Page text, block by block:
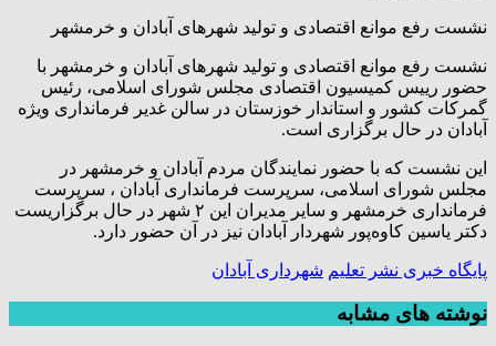
نشست رفع موانع اقتصادی و تولید شهرهای آبادان و خرمشهر
نشست رفع موانع اقتصادی و تولید شهرهای آبادان و خرمشهر با
حضور رییس کمیسیون اقتصادی مجلس شورای اسلامی، رئیس
گمرکات کشور و استاندار خوزستان در سالن غدیر فرمانداری ویژه
آبادان در حال برگزاری است.
این نشست که با حضور نمایندگان مردم آبادان و خرمشهر در
مجلس شورای اسلامی، سرپرست فرمانداری آبادان ، سرپرست
فرمانداری خرمشهر و سایر مدیران این ۲ شهر در حال برگزاریست
دکتر یاسین کاوه‌پور شهردار آبادان نیز در آن حضور دارد.
پایگاه خبری نشر تعلیم شهرداری آبادان
نوشته های مشابه